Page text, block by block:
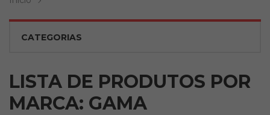
CATEGORIAS
LISTA DE PRODUTOS POR
MARCA: GAMA